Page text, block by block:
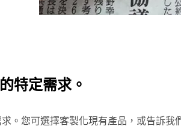
特定需求。
。您可選擇客製化現有產品，或告訴我